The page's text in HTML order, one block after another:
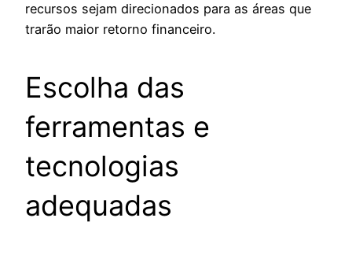
recursos sejam direcionados para as áreas que
trarão maior retorno financeiro.
Escolha das
ferramentas e
tecnologias
adequadas